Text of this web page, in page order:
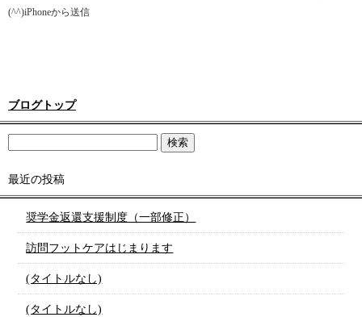
(^^)iPhoneから送信
ブログトップ
最近の投稿
奨学金返還支援制度（一部修正）
訪問フットケアはじまります
(タイトルなし)
(タイトルなし)